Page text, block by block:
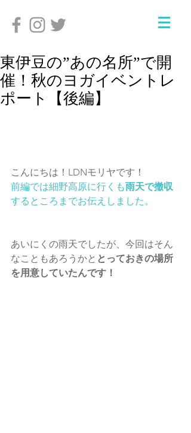
東伊豆の”あの名所”で開
催！秋のヨガイベントレ
ポート【後編】
こんにちは！LDNモリヤです！
前編では細野高原に行くも雨天で撤収
するところまでお伝えしました。
あいにくの雨天でしたが、今回はそん
なこともあろうかと とっておきの場所
を用意していたんです！